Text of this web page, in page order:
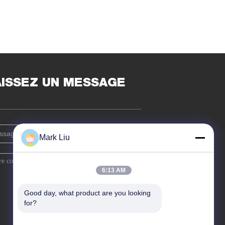
UN MESSAGE
Mark Liu
6:13 AM
Good day, what product are you looking
for?